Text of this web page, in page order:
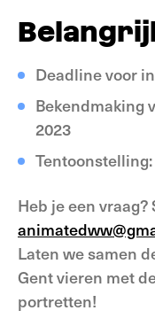
Deadline voor
Bekendmaking
2023
Heb je een
Laten we samen
Gent vieren met
portretten!